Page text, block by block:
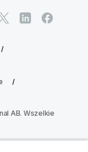
AB. Wszelkie